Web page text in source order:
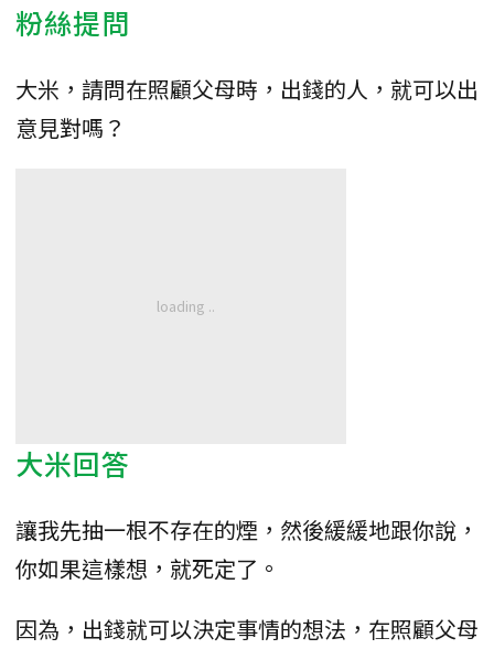
粉絲提問
大米，請問在照顧父母時，出錢的人，就可以出
意見對嗎？
大米回答
讓我先抽一根不存在的煙，然後緩緩地跟你說，
你如果這樣想，就死定了。
因為，出錢就可以決定事情的想法，在照顧父母